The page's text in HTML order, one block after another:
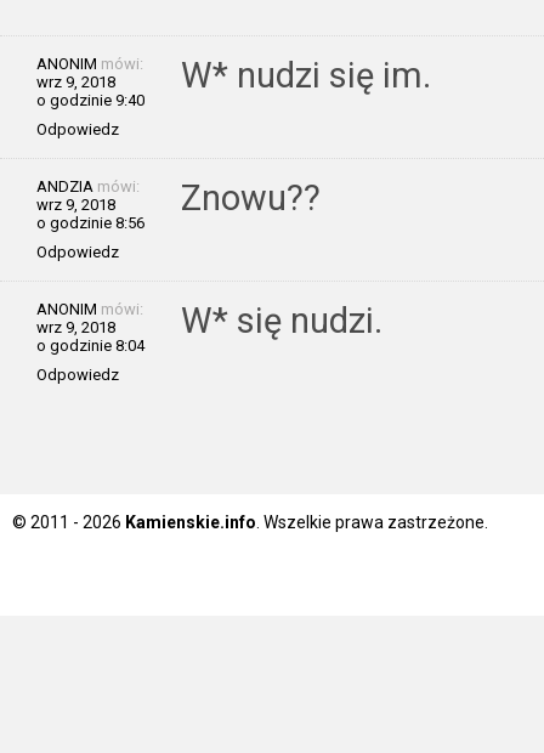
ANONIM mówi:
wrz 9, 2018
o godzinie 9:40
Odpowiedz
W* nudzi się im.
ANDZIA mówi:
wrz 9, 2018
o godzinie 8:56
Odpowiedz
Znowu??
ANONIM mówi:
wrz 9, 2018
o godzinie 8:04
Odpowiedz
W* się nudzi.
© 2011 - 2026 Kamienskie.info . Wszelkie prawa zastrzeżone.